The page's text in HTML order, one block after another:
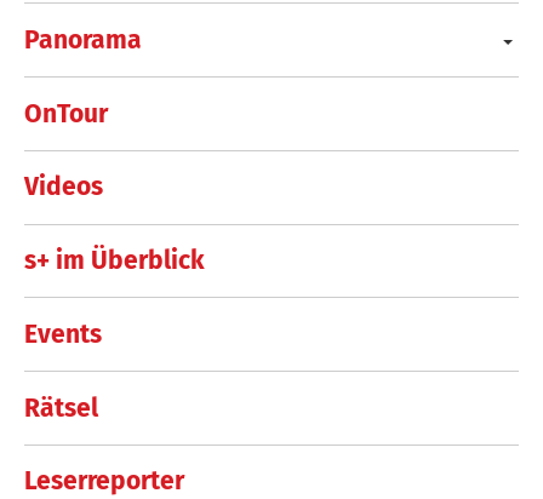
Panorama
OnTour
Videos
s+ im Überblick
Events
Rätsel
Leserreporter